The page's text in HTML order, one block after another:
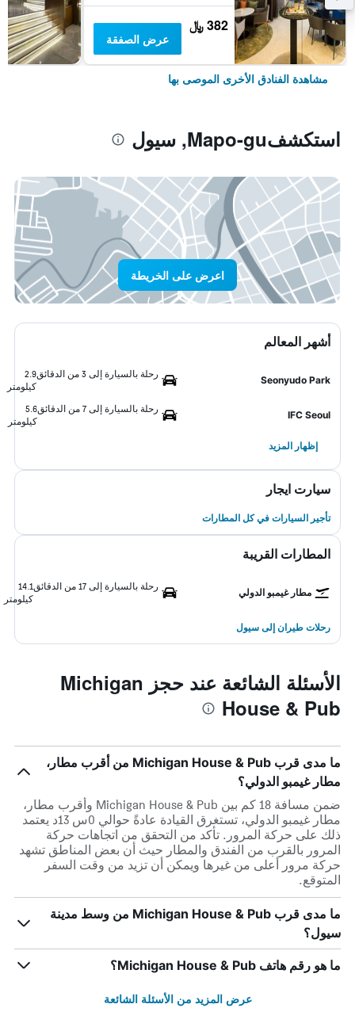
382 ﷼
عرض الصفقة
مشاهدة الفنادق الأخرى الموصى بها
استكشفMapo-gu, سيول
اعرض على الخريطة
أشهر المعالم
Seonyudo Park
رحلة بالسيارة إلى 3 من الدقائق
2.9
كيلومتر
IFC Seoul
رحلة بالسيارة إلى 7 من الدقائق
5.6
كيلومتر
إظهار المزيد
سيارت ايجار
تأجير السيارات في كل المطارات
المطارات القريبة
مطار غيمبو الدولي
رحلة بالسيارة إلى 17 من الدقائق
14.1
كيلومتر
رحلات طيران إلى سيول
الأسئلة الشائعة عند حجز Michigan
House & Pub
ما مدى قرب Michigan House & Pub من أقرب مطار،
مطار غيمبو الدولي؟
ضمن مسافة 18 كم بين Michigan House & Pub وأقرب مطار،
مطار غيمبو الدولي، تستغرق القيادة عادةً حوالي 0س 13د يعتمد
ذلك على حركة المرور. تأكد من التحقق من اتجاهات حركة
المرور بالقرب من الفندق والمطار حيث أن بعض المناطق تشهد
حركة مرور أعلى من غيرها ويمكن أن تزيد من وقت السفر
المتوقع.
ما مدى قرب Michigan House & Pub من وسط مدينة
سيول؟
ما هو رقم هاتف Michigan House & Pub؟
عرض المزيد من الأسئلة الشائعة